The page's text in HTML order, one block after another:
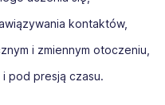
kontaktów,
i zmiennym otoczeniu,
pod presją czasu.